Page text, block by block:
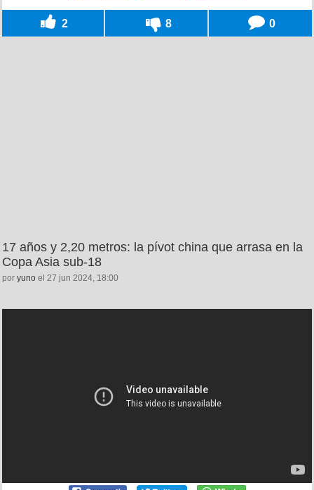
2 8 0
17 años y 2,20 metros: la pívot china que arrasa en la
Copa Asia sub-18
por yuno el 27 jun 2024, 18:00